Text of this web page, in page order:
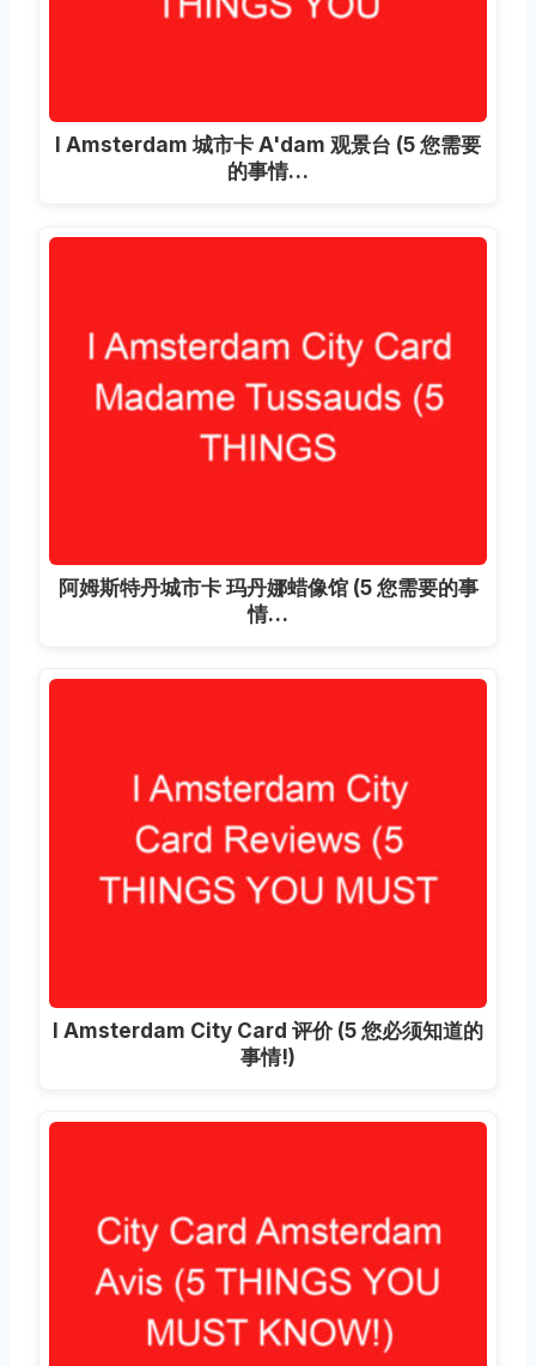
I Amsterdam 城市卡 A'dam 观景台 (5 您需要
的事情…
阿姆斯特丹城市卡 玛丹娜蜡像馆 (5 您需要的事
情…
I Amsterdam City Card 评价 (5 您必须知道的
事情!)